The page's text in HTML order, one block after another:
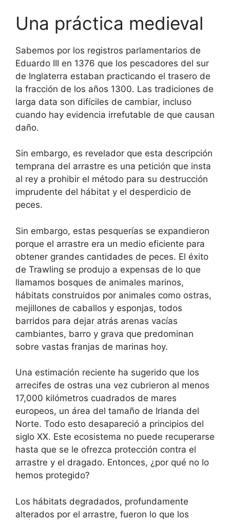
Una práctica medieval
Sabemos por los registros parlamentarios de
Eduardo III en 1376 que los pescadores del sur
de Inglaterra estaban practicando el trasero de
la fracción de los años 1300. Las tradiciones de
larga data son difíciles de cambiar, incluso
cuando hay evidencia irrefutable de que causan
daño.
Sin embargo, es revelador que esta descripción
temprana del arrastre es una petición que insta
al rey a prohibir el método para su destrucción
imprudente del hábitat y el desperdicio de
peces.
Sin embargo, estas pesquerías se expandieron
porque el arrastre era un medio eficiente para
obtener grandes cantidades de peces. El éxito
de Trawling se produjo a expensas de lo que
llamamos bosques de animales marinos,
hábitats construidos por animales como ostras,
mejillones de caballos y esponjas, todos
barridos para dejar atrás arenas vacías
cambiantes, barro y grava que predominan
sobre vastas franjas de marinas hoy.
Una estimación reciente ha sugerido que los
arrecifes de ostras una vez cubrieron al menos
17,000 kilómetros cuadrados de mares
europeos, un área del tamaño de Irlanda del
Norte. Todo esto desapareció a principios del
siglo XX. Este ecosistema no puede recuperarse
hasta que se le ofrezca protección contra el
arrastre y el dragado. Entonces, ¿por qué no lo
hemos protegido?
Los hábitats degradados, profundamente
alterados por el arrastre, fueron lo que los